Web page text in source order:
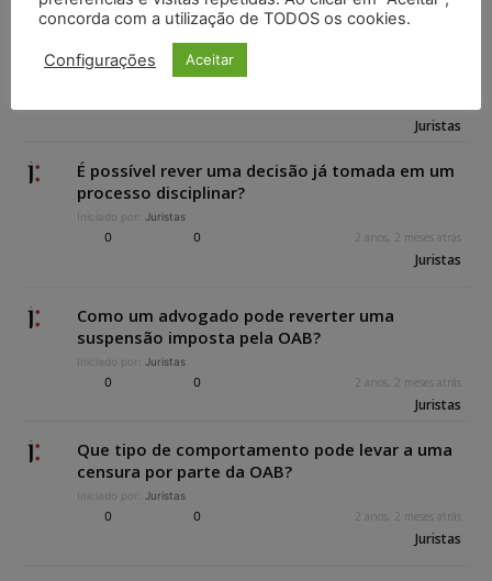
uma sanção imposta pela OAB?
Juristas
É possível rever uma decisão já tomada em um
processo disciplinar?
Iniciado por: Juristas
0 0 2 anos, 2 meses atrás
Juristas
Como um advogado pode reverter uma
suspensão imposta pela OAB?
Iniciado por: Juristas
0 0 2 anos, 2 meses atrás
Juristas
Que tipo de comportamento pode levar a uma
censura por parte da OAB?
Iniciado por: Juristas
0 0 2 anos, 2 meses atrás
Juristas
concorda com a utilização de TODOS os cookies.
Configurações Aceitar